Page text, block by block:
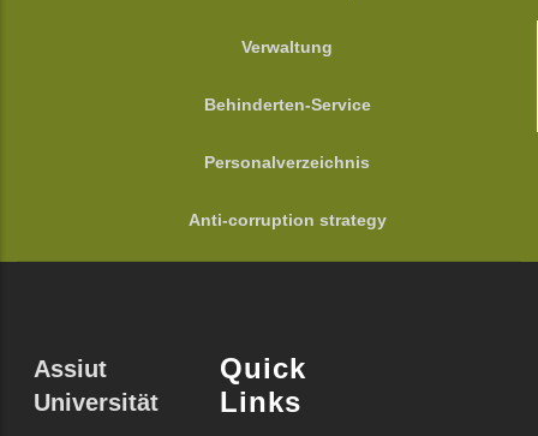
Verwaltung
Behinderten-Service
Personalverzeichnis
Anti-corruption strategy
Assiut
Universität
Quick
Links